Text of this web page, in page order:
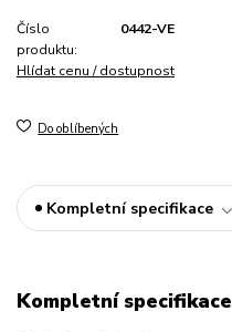
Číslo
produktu:
0442-VE
Hlídat cenu / dostupnost
Do oblíbených
Kompletní specifikace
Kompletní specifikace